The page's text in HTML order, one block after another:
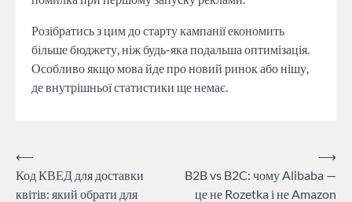
Розібратись з цим до старту кампанії економить
більше бюджету, ніж будь-яка подальша оптимізація.
Особливо якщо мова йде про новий ринок або нішу,
де внутрішньої статистики ще немає.
Навігація
записів
⟵
Код КВЕД для доставки
квітів: який обрати для
B2B vs B2C: чому Alibaba —
це не Rozetka і не Amazon
⟶